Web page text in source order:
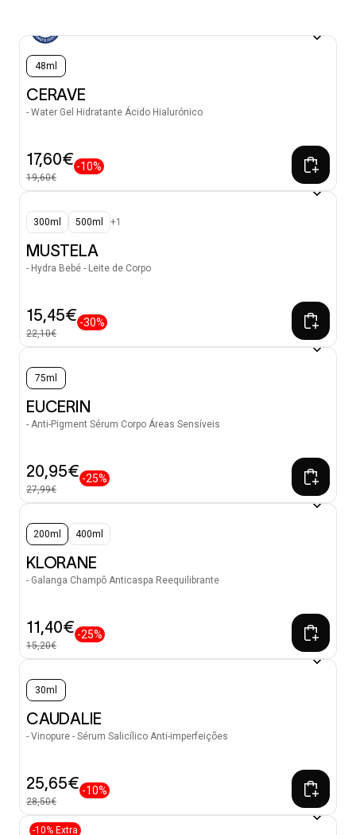
48ml
CERAVE
- Water Gel Hidratante Ácido Hialurónico
17,60€
19,60€
-10%
300ml 500ml +1
MUSTELA
- Hydra Bebé - Leite de Corpo
15,45€
22,10€
-30%
75ml
EUCERIN
- Anti-Pigment Sérum Corpo Áreas Sensíveis
20,95€
27,99€
-25%
200ml 400ml
KLORANE
- Galanga Champô Anticaspa Reequilibrante
11,40€
15,20€
-25%
30ml
CAUDALIE
- Vinopure - Sérum Salicílico Anti-imperfeições
25,65€
28,50€
-10%
-10% Extra